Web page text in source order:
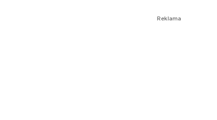
Reklama